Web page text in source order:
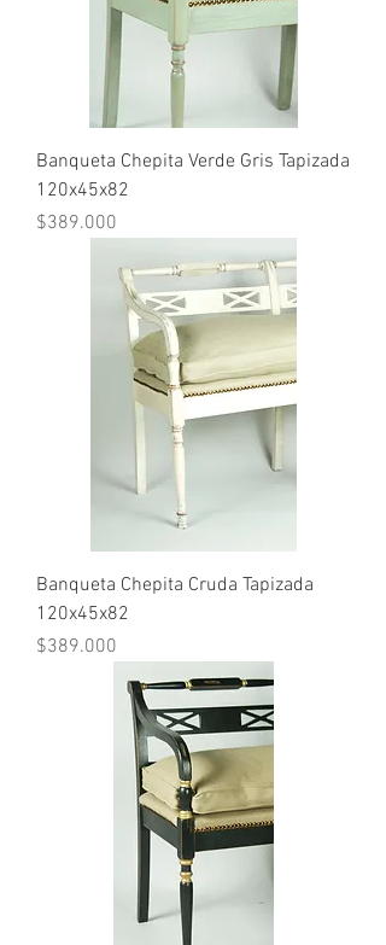
Banqueta Chepita Verde Gris Tapizada
120x45x82
Precio
$389.000
Banqueta Chepita Cruda Tapizada
120x45x82
Precio
$389.000